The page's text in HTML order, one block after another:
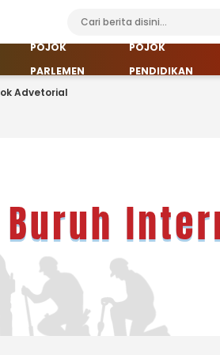
POJOK
PARLEMEN
POJOK
PENDIDIKAN
Advetorial